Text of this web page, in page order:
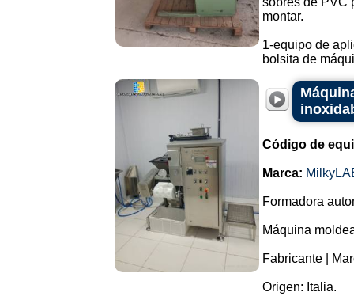
montar.
1-equipo de
bolsita de
Código de
Marca:
Formadora
Máquina
Fabricante |
Origen: Italia.